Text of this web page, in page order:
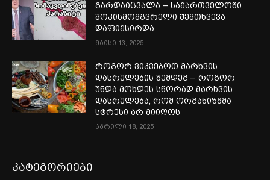
გარდაიცვალა – საქართველოში
შოკისმომგვრელი შემთხვევა
დაფიქსირდა
მაისი 13, 2025
როგორ ვიკვებოთ მარხვის
დასრულების შემდეგ – როგორ
უნდა მოხდეს სწორად მარხვის
დასრულება, რომ ორგანიზმმა
სტრესი არ მიიღოს
აპრილი 18, 2025
კატეგორიები